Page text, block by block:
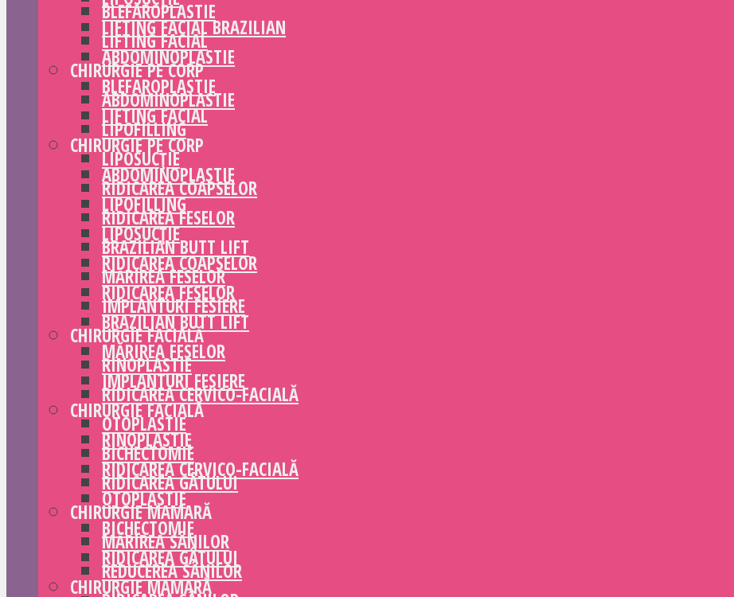
BLEFAROPLASTIE
LIFTING FACIAL
CHIRURGIE PE CORP
ABDOMINOPLASTIE
LIPOFILLING
LIPOSUCȚIE
RIDICAREA COAPSELOR
RIDICAREA FESELOR
BRAZILIAN BUTT LIFT
MĂRIREA FESELOR
IMPLANTURI FESIERE
CHIRURGIE FACIALĂ
RINOPLASTIE
RIDICAREA CERVICO-FACIALĂ
OTOPLASTIE
BICHECTOMIE
RIDICAREA GÂTULUI
CHIRURGIE MAMARĂ
MĂRIREA SÂNILOR
REDUCEREA SÂNILOR
LIFTING FACIAL BRAZILIAN
ABDOMINOPLASTIE
BLEFAROPLASTIE
LIFTING FACIAL
CHIRURGIE PE CORP
ABDOMINOPLASTIE
LIPOFILLING
LIPOSUCȚIE
RIDICAREA COAPSELOR
RIDICAREA FESELOR
BRAZILIAN BUTT LIFT
MĂRIREA FESELOR
IMPLANTURI FESIERE
CHIRURGIE FACIALĂ
RINOPLASTIE
RIDICAREA CERVICO-FACIALĂ
OTOPLASTIE
BICHECTOMIE
RIDICAREA GÂTULUI
CHIRURGIE MAMARĂ